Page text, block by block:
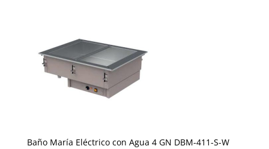
Baño María Eléctrico con Agua 4 GN DBM-411-S-W